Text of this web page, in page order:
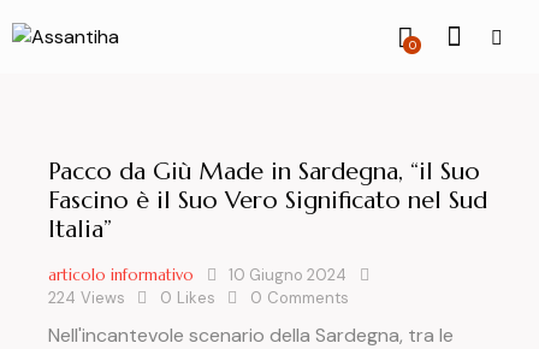
0
Pacco da Giù Made in Sardegna, “il Suo
Fascino è il Suo Vero Significato nel Sud
Italia”
articolo informativo
10 Giugno 2024
224 Views 0 Likes 0 Comments
Nell'incantevole scenario della Sardegna, tra le